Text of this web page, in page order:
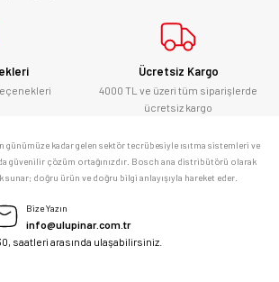
kesinlikle
Ücretsiz Kargo
4000 TL ve üzeri tüm siparişlerde
ücretsiz kargo
günümüze kadar gelen sektör tecrübesiyle ısıtma sistemleri ve
güvenilir çözüm ortağınızdır. Bosch ana distribütörü olarak
sunar; doğru ürün ve doğru bilgi anlayışıyla hareket eder.
Bize Yazın
info@ulupinar.com.tr
saatleri arasında ulaşabilirsiniz.